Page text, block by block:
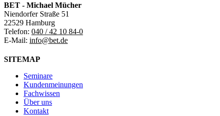
BET - Michael Mücher
Niendorfer Straße 51
22529 Hamburg
Telefon: 040 / 42 10 84-0
E-Mail: info@bet.de
SITEMAP
Seminare
Kundenmeinungen
Fachwissen
Über uns
Kontakt